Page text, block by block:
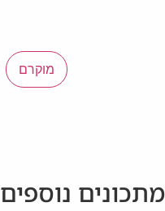
מוקרם
מתכונים נוספים